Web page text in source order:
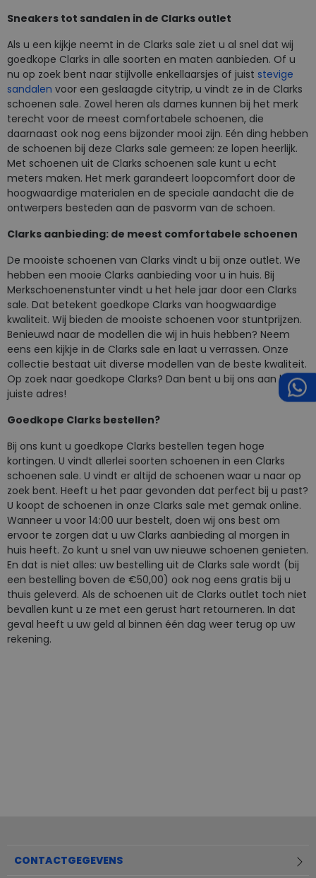
Sneakers tot sandalen in de Clarks outlet
Als u een kijkje neemt in de Clarks sale ziet u al snel dat wij
goedkope Clarks in alle soorten en maten aanbieden. Of u
nu op zoek bent naar stijlvolle enkellaarsjes of juist stevige
sandalen voor een geslaagde citytrip, u vindt ze in de Clarks
schoenen sale. Zowel heren als dames kunnen bij het merk
terecht voor de meest comfortabele schoenen, die
daarnaast ook nog eens bijzonder mooi zijn. Eén ding hebben
de schoenen bij deze Clarks sale gemeen: ze lopen heerlijk.
Met schoenen uit de Clarks schoenen sale kunt u echt
meters maken. Het merk garandeert loopcomfort door de
hoogwaardige materialen en de speciale aandacht die de
ontwerpers besteden aan de pasvorm van de schoen.
Clarks aanbieding: de meest comfortabele schoenen
De mooiste schoenen van Clarks vindt u bij onze outlet. We
hebben een mooie Clarks aanbieding voor u in huis. Bij
Merkschoenenstunter vindt u het hele jaar door een Clarks
sale. Dat betekent goedkope Clarks van hoogwaardige
kwaliteit. Wij bieden de mooiste schoenen voor stuntprijzen.
Benieuwd naar de modellen die wij in huis hebben? Neem
eens een kijkje in de Clarks sale en laat u verrassen. Onze
collectie bestaat uit diverse modellen van de beste kwaliteit.
Op zoek naar goedkope Clarks? Dan bent u bij ons aan het
juiste adres!
Goedkope Clarks bestellen?
Bij ons kunt u goedkope Clarks bestellen tegen hoge
kortingen. U vindt allerlei soorten schoenen in een Clarks
schoenen sale. U vindt er altijd de schoenen waar u naar op
zoek bent. Heeft u het paar gevonden dat perfect bij u past?
U koopt de schoenen in onze Clarks sale met gemak online.
Wanneer u voor 14:00 uur bestelt, doen wij ons best om
ervoor te zorgen dat u uw Clarks aanbieding al morgen in
huis heeft. Zo kunt u snel van uw nieuwe schoenen genieten.
En dat is niet alles: uw bestelling uit de Clarks sale wordt (bij
een bestelling boven de €50,00) ook nog eens gratis bij u
thuis geleverd. Als de schoenen uit de Clarks outlet toch niet
bevallen kunt u ze met een gerust hart retourneren. In dat
geval heeft u uw geld al binnen één dag weer terug op uw
rekening.
CONTACTGEGEVENS